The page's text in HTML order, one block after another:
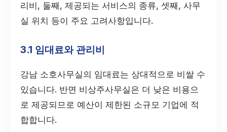
리비, 둘째, 제공되는 서비스의 종류, 셋째, 사무
실 위치 등이 주요 고려사항입니다.
3.1 임대료와 관리비
강남 소호사무실의 임대료는 상대적으로 비쌀 수
있습니다. 반면 비상주사무실은 더 낮은 비용으
로 제공되므로 예산이 제한된 소규모 기업에 적
합합니다.